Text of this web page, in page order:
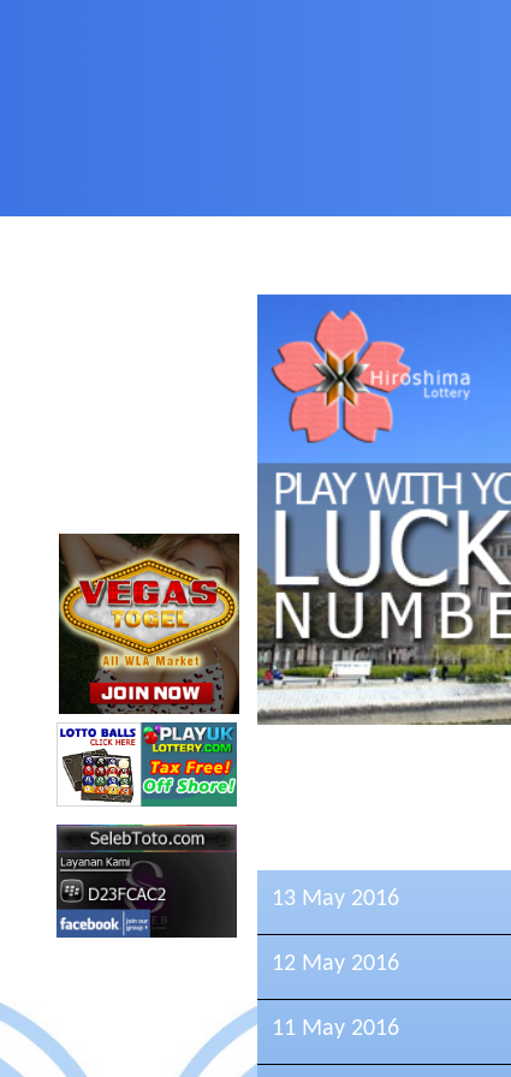
13 May 2016
12 May 2016
11 May 2016